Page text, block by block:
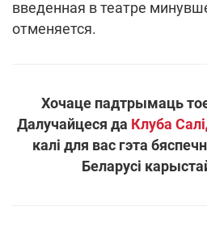
введенная в театре
отменяется.
Хочаце падтрымаць
Далучайцеся да Клуба
калі для вас гэта
Беларусі